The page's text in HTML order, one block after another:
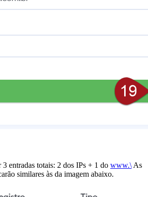
entradas totais: 2 dos IPs + 1 do www.\ As
similares às da imagem abaixo.